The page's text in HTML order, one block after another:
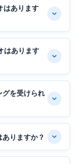
はあります
はあります
グを受けられ
りますか？